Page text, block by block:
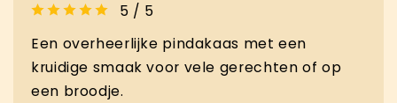
5 / 5
Een overheerlijke pindakaas met een
kruidige smaak voor vele gerechten of op
een broodje.